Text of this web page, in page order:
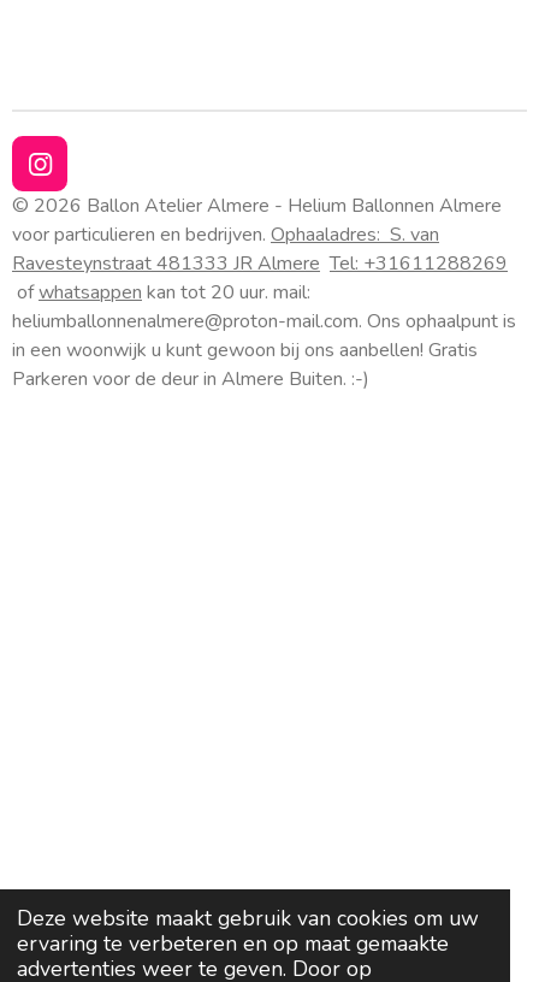
Deze website maakt gebruik van cookies om uw
ervaring te verbeteren en op maat gemaakte
advertenties weer te geven. Door op
I
n
s
t
a
g
r
a
m
© 2026 Ballon Atelier Almere - Helium Ballonnen Almere
voor particulieren en bedrijven. Ophaaladres: S. van
Ravesteynstraat 481333 JR Almere Tel: +31611288269
ofwhatsappen kan tot 20 uur. mail:
heliumballonnenalmere@proton-mail.com. Ons ophaalpunt is
in een woonwijk u kunt gewoon bij ons aanbellen! Gratis
Parkeren voor de deur in Almere Buiten. :-)